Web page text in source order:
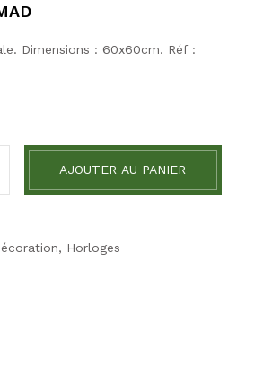
Dimensions : 60x60cm. Réf :
AJOUTER AU PANIER
, Horloges